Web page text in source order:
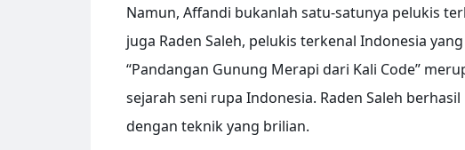
Namun, Affandi bukanlah satu-satunya pelukis
juga Raden Saleh, pelukis terkenal Indonesia
“Pandangan Gunung Merapi dari Kali Code”
sejarah seni rupa Indonesia. Raden Saleh
dengan teknik yang brilian.